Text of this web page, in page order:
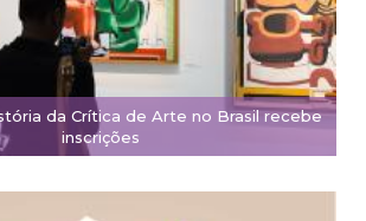
da Crítica de Arte no Brasil recebe
inscrições